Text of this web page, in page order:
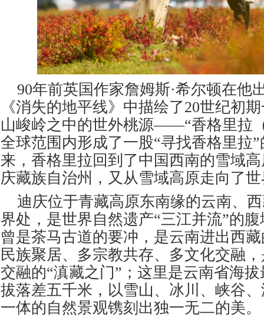
90年前英国作家詹姆斯·希尔顿在他
《消失的地平线》中描绘了20世纪初
山峻岭之中的世外桃源——“香格里拉
全球范围内形成了一股“寻找香格里拉
来，香格里拉回到了中国西南的雪域
庆藏族自治州，又从雪域高原走向了
迪庆位于青藏高原东南缘的云南、
界处，是世界自然遗产“三江并流”的
曾是茶马古道的要冲，是云南进出西
民族聚居、多宗教共存、多文化交融
交融的“滇藏之门”；这里是云南省海
拔落差五千米，以雪山、冰川、峡谷
一体的自然景观镌刻出独一无二的美。